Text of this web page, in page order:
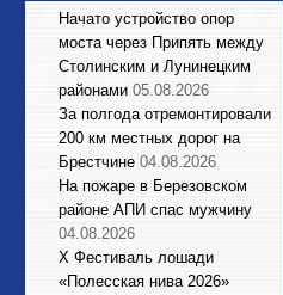
Начато устройство опор
моста через Припять между
Столинским и Лунинецким
районами 05.08.2026
За полгода отремонтировали
200 км местных дорог на
Брестчине 04.08.2026
На пожаре в Березовском
районе АПИ спас мужчину
04.08.2026
X Фестиваль лошади
«Полесская нива 2026»